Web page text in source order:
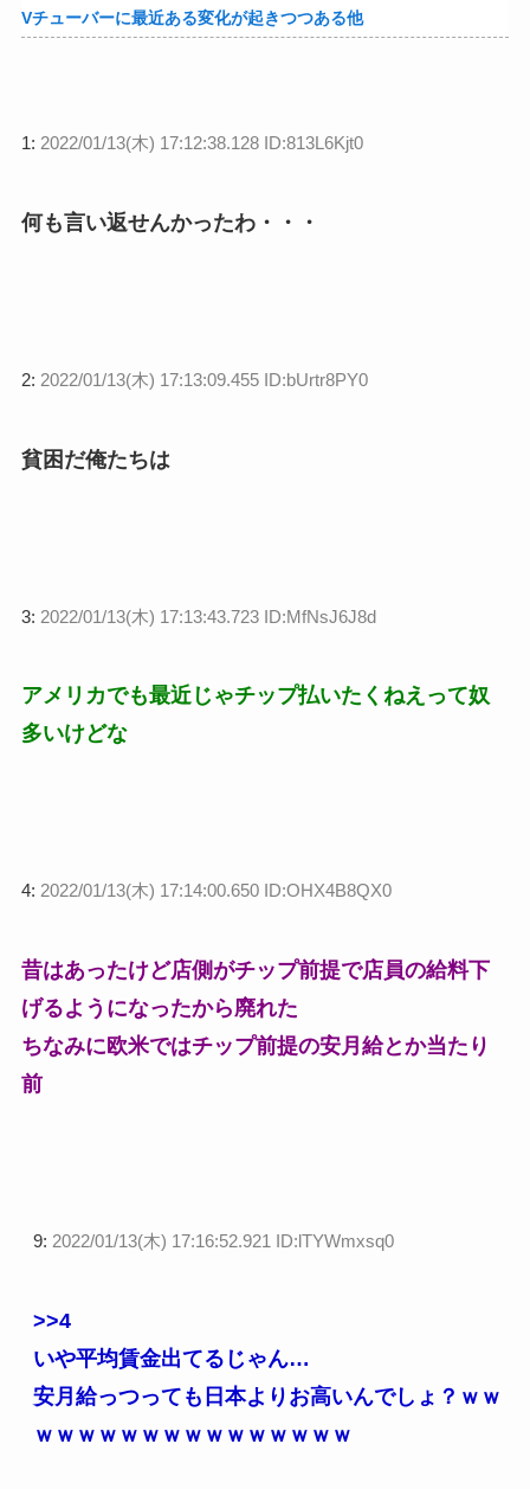
Vチューバーに最近ある変化が起きつつある他
1: 2022/01/13(木) 17:12:38.128 ID:813L6Kjt0
何も言い返せんかったわ・・・
2: 2022/01/13(木) 17:13:09.455 ID:bUrtr8PY0
貧困だ俺たちは
3: 2022/01/13(木) 17:13:43.723 ID:MfNsJ6J8d
アメリカでも最近じゃチップ払いたくねえって奴
多いけどな
4: 2022/01/13(木) 17:14:00.650 ID:OHX4B8QX0
昔はあったけど店側がチップ前提で店員の給料下
げるようになったから廃れた
ちなみに欧米ではチップ前提の安月給とか当たり
前
9: 2022/01/13(木) 17:16:52.921 ID:lTYWmxsq0
>>4
いや平均賃金出てるじゃん…
安月給っつっても日本よりお高いんでしょ？ｗｗ
ｗｗｗｗｗｗｗｗｗｗｗｗｗｗｗ